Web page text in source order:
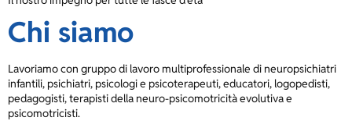
Chi siamo
Lavoriamo con gruppo di lavoro multiprofessionale di neuropsichiatri
infantili, psichiatri, psicologi e psicoterapeuti, educatori, logopedisti,
pedagogisti, terapisti della neuro-psicomotricità evolutiva e
psicomotricisti.